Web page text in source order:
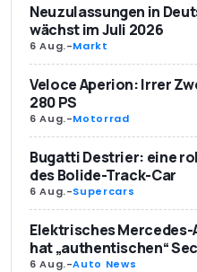
Neuzulassungen in
wächst im Juli 2026
6 Aug.-Markt
Veloce Aperion: Irrer
280 PS
6 Aug.-Motorrad
Bugatti Destrier: eine
des Bolide-Track-Car
6 Aug.-Supercars
Elektrisches Mercedes-
hat „authentischen“
6 Aug.-Auto News